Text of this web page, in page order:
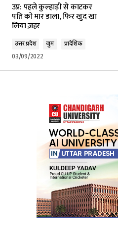
उप्र: पहले कुल्हाड़ी से काटकर
पति को मार डाला, फिर खुद खा
लिया ज़हर
उत्तर प्रदेश जुर्म
प्रादेशिक
03/09/2022